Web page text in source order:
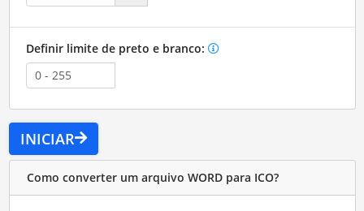
Definir limite de preto e branco:
INICIAR
Como converter um arquivo WORD para ICO?